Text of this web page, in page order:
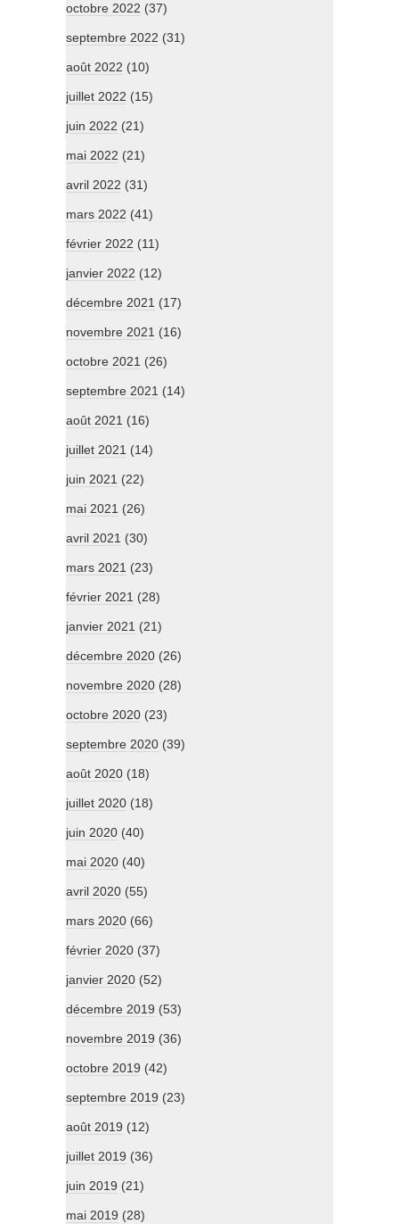
octobre 2022 (37)
septembre 2022 (31)
août 2022 (10)
juillet 2022 (15)
juin 2022 (21)
mai 2022 (21)
avril 2022 (31)
mars 2022 (41)
février 2022 (11)
janvier 2022 (12)
décembre 2021 (17)
novembre 2021 (16)
octobre 2021 (26)
septembre 2021 (14)
août 2021 (16)
juillet 2021 (14)
juin 2021 (22)
mai 2021 (26)
avril 2021 (30)
mars 2021 (23)
février 2021 (28)
janvier 2021 (21)
décembre 2020 (26)
novembre 2020 (28)
octobre 2020 (23)
septembre 2020 (39)
août 2020 (18)
juillet 2020 (18)
juin 2020 (40)
mai 2020 (40)
avril 2020 (55)
mars 2020 (66)
février 2020 (37)
janvier 2020 (52)
décembre 2019 (53)
novembre 2019 (36)
octobre 2019 (42)
septembre 2019 (23)
août 2019 (12)
juillet 2019 (36)
juin 2019 (21)
mai 2019 (28)